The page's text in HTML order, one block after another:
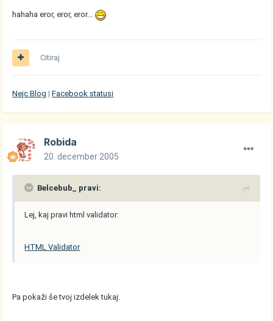
hahaha eror, eror, eror...
Citiraj
Nejc Blog |Facebook statusi
Robida
20. december 2005
Belcebub_ pravi:
Lej, kaj pravi html validator:
HTML Validator
Pa pokaži še tvoj izdelek tukaj.